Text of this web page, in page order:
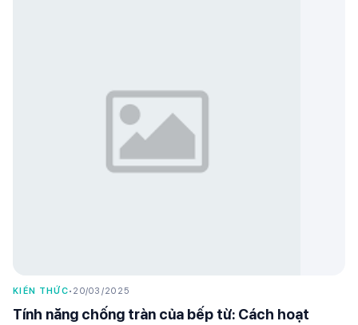
KIẾN THỨC• 20/03/2025
Tính năng chống tràn của bếp từ: Cách hoạt